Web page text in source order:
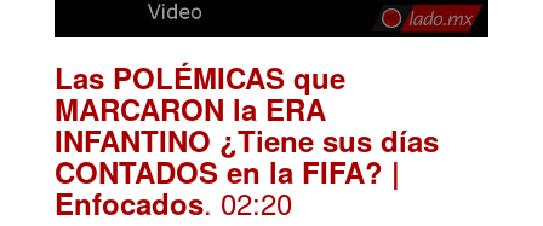
Las POLÉMICAS que
MARCARON la ERA
INFANTINO ¿Tiene sus días
CONTADOS en la FIFA? |
Enfocados. 02:20